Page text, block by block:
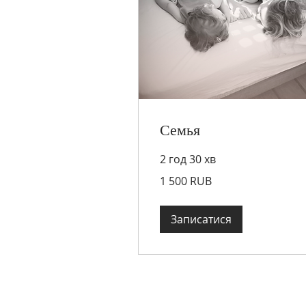
Семья
2 год 30 хв
російських
1 500 RUB
Записатися